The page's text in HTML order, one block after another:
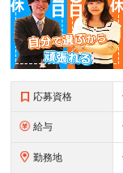
応募資格
給与
勤務地